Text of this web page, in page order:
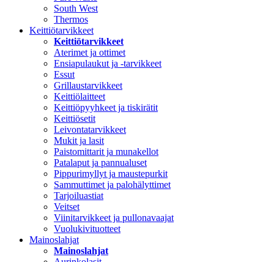
South West
Thermos
Keittiötarvikkeet
Keittiötarvikkeet
Aterimet ja ottimet
Ensiapulaukut ja -tarvikkeet
Essut
Grillaustarvikkeet
Keittiölaitteet
Keittiöpyyhkeet ja tiskirätit
Keittiösetit
Leivontatarvikkeet
Mukit ja lasit
Paistomittarit ja munakellot
Patalaput ja pannualuset
Pippurimyllyt ja maustepurkit
Sammuttimet ja palohälyttimet
Tarjoiluastiat
Veitset
Viinitarvikkeet ja pullonavaajat
Vuolukivituotteet
Mainoslahjat
Mainoslahjat